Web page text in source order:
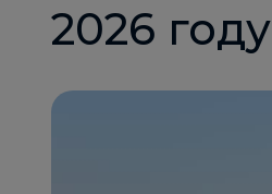
2026 году